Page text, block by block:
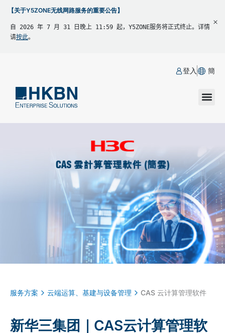
【关于Y5ZONE无线网路服务的重要公告】
自 2026 年 7 月 31 日晚上 11:59 起，Y5ZONE服务将正式终止。详情
请按此。
登入 簡
服务方案 云端运算、基建与设备管理 CAS 云计算管理软件
新华三集团｜CAS云计算管理软